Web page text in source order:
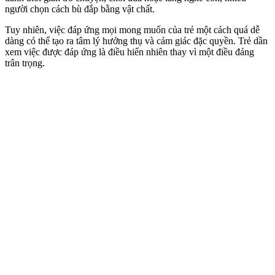
người chọn cách bù đắp bằng vật chất.
Tuy nhiên, việc đáp ứng mọi mong muốn của trẻ một cách quá dễ
dàng có thể tạo ra tâm lý hưởng thụ và cảm giác đặc quyền. Trẻ dần
xem việc được đáp ứng là điều hiển nhiên thay vì một điều đáng
trân trọng.